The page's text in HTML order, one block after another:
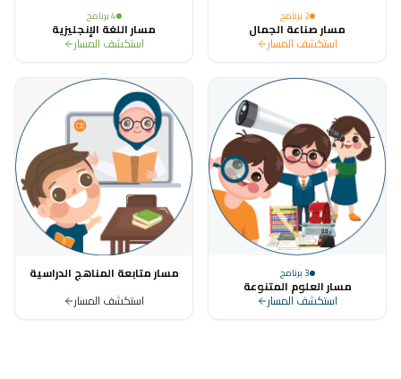
2 برنامج
مسار صناعة الجمال
استكشف المسار
4برنامج
مسار اللغة الإنجليزية
استكشف المسار
3برنامج
مسار العلوم المتنوعة
استكشف المسار
مسار متابعة المناهج الدراسية
استكشف المسار